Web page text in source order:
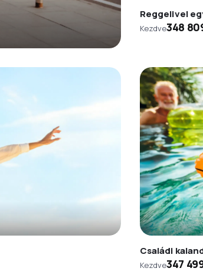
Reggelivel
Kezdve348
Családi
Kezdve347